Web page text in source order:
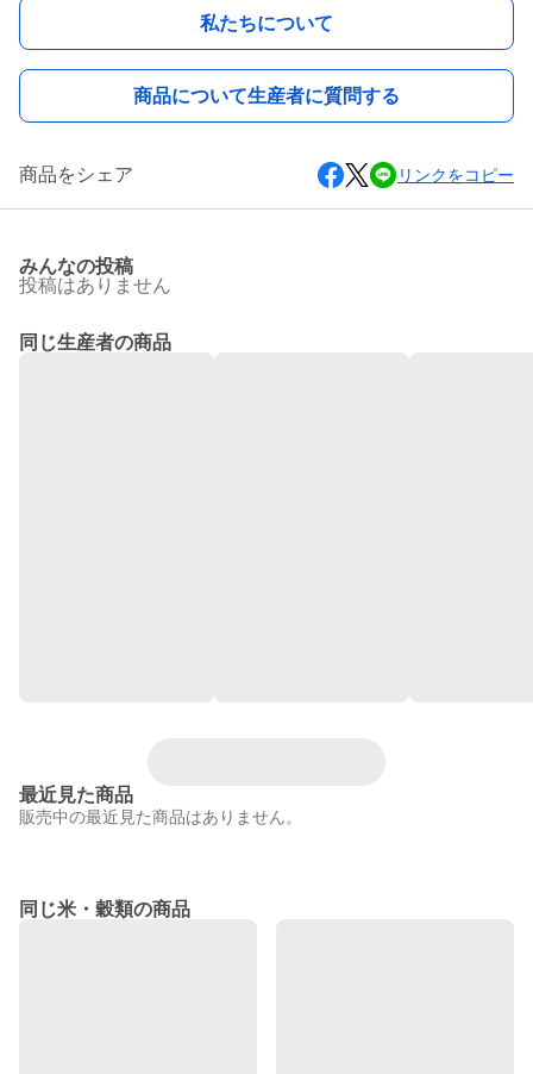
私たちについて
商品について生産者に質問する
商品をシェア リンクをコピー
みんなの投稿
投稿はありません
同じ生産者の商品
最近見た商品
販売中の最近見た商品はありません。
同じ米・穀類の商品